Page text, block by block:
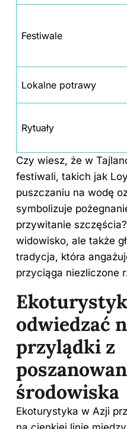
Festiwale
Lokalne potrawy
Rytuały
Czy wiesz, że w
festiwali, takich jak
puszczaniu na wodę
symbolizuje
przywitanie
widowisko, ale także
tradycja, która
przyciąga niezliczone
odwiedzać
przylądki z
środowiska
Ekoturystyka w Azji